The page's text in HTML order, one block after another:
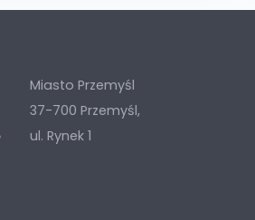
Miasto Przemyśl
37-700 Przemyśl,
ul. Rynek 1